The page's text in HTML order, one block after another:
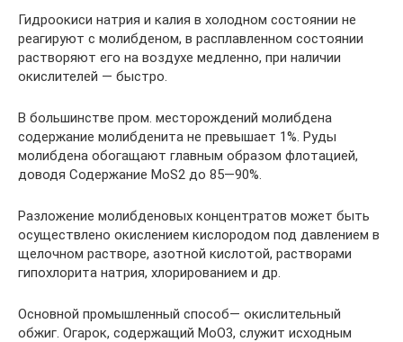
Гидроокиси натрия и калия в холодном состоянии не
реагируют с молибденом, в расплавленном состоянии
растворяют его на воздухе медленно, при наличии
окислителей — быстро.
В большинстве пром. месторождений молибдена
содержание молибденита не превышает 1%. Руды
молибдена обогащают главным образом флотацией,
доводя Содержание MoS2 до 85—90%.
Разложение молибденовых концентратов может быть
осуществлено окислением кислородом под давлением в
щелочном растворе, азотной кислотой, растворами
гипохлорита натрия, хлорированием и др.
Основной промышленный способ— окислительный
обжиг. Огарок, содержащий МоО3, служит исходным